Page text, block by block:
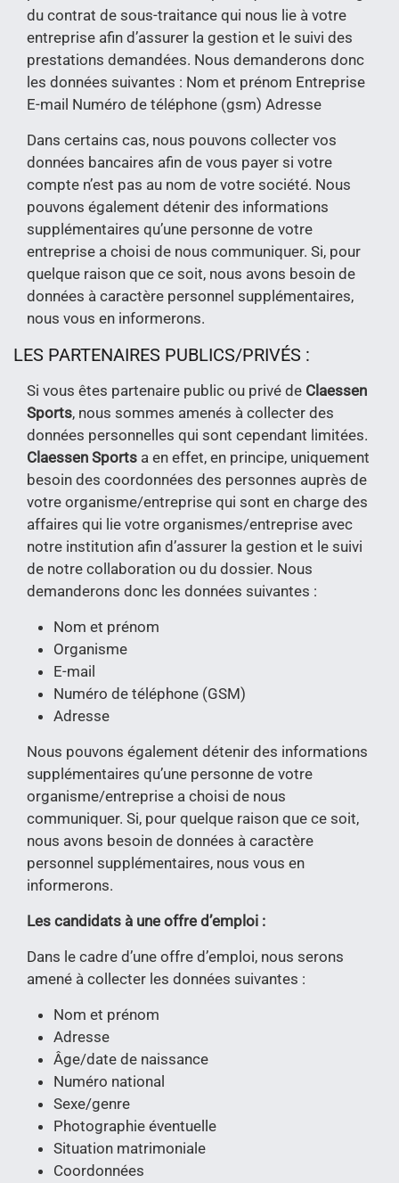
du contrat de sous-traitance qui nous lie à votre
entreprise afin d’assurer la gestion et le suivi des
prestations demandées. Nous demanderons donc
les données suivantes : Nom et prénom Entreprise
E-mail Numéro de téléphone (gsm) Adresse
Dans certains cas, nous pouvons collecter vos
données bancaires afin de vous payer si votre
compte n’est pas au nom de votre société. Nous
pouvons également détenir des informations
supplémentaires qu’une personne de votre
entreprise a choisi de nous communiquer. Si, pour
quelque raison que ce soit, nous avons besoin de
données à caractère personnel supplémentaires,
nous vous en informerons.
LES PARTENAIRES PUBLICS/PRIVÉS :
Si vous êtes partenaire public ou privé de Claessen
Sports, nous sommes amenés à collecter des
données personnelles qui sont cependant limitées.
Claessen Sports a en effet, en principe, uniquement
besoin des coordonnées des personnes auprès de
votre organisme/entreprise qui sont en charge des
affaires qui lie votre organismes/entreprise avec
notre institution afin d’assurer la gestion et le suivi
de notre collaboration ou du dossier. Nous
demanderons donc les données suivantes :
Nom et prénom
Organisme
E-mail
Numéro de téléphone (GSM)
Adresse
Nous pouvons également détenir des informations
supplémentaires qu’une personne de votre
organisme/entreprise a choisi de nous
communiquer. Si, pour quelque raison que ce soit,
nous avons besoin de données à caractère
personnel supplémentaires, nous vous en
informerons.
Les candidats à une offre d’emploi :
Dans le cadre d’une offre d’emploi, nous serons
amené à collecter les données suivantes :
Nom et prénom
Adresse
Âge/date de naissance
Numéro national
Sexe/genre
Photographie éventuelle
Situation matrimoniale
Coordonnées